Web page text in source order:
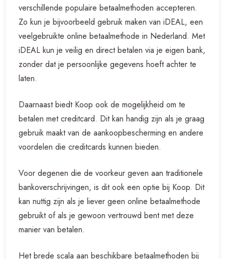
verschillende populaire betaalmethoden accepteren.
Zo kun je bijvoorbeeld gebruik maken van iDEAL, een
veelgebruikte online betaalmethode in Nederland. Met
iDEAL kun je veilig en direct betalen via je eigen bank,
zonder dat je persoonlijke gegevens hoeft achter te
laten.
Daarnaast biedt Koop ook de mogelijkheid om te
betalen met creditcard. Dit kan handig zijn als je graag
gebruik maakt van de aankoopbescherming en andere
voordelen die creditcards kunnen bieden.
Voor degenen die de voorkeur geven aan traditionele
bankoverschrijvingen, is dit ook een optie bij Koop. Dit
kan nuttig zijn als je liever geen online betaalmethode
gebruikt of als je gewoon vertrouwd bent met deze
manier van betalen.
Het brede scala aan beschikbare betaalmethoden bij